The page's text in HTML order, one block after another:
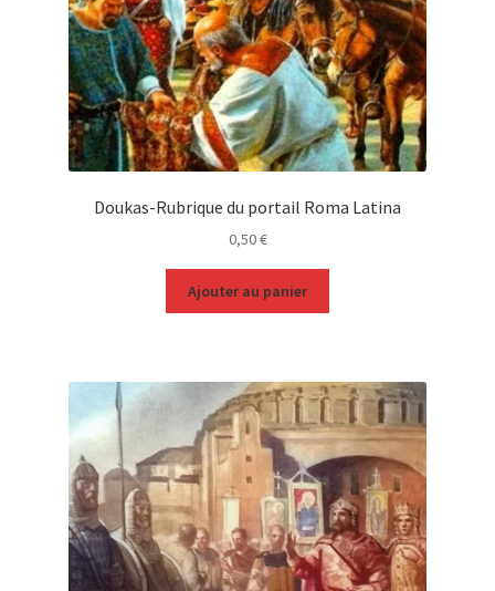
Doukas-Rubrique du portail Roma Latina
0,50€
Ajouter au panier